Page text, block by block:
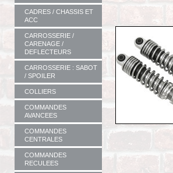
CADRES / CHASSIS ET
ACC
CARROSSERIE /
CARENAGE /
DEFLECTEURS
CARROSSERIE : SABOT
/ SPOILER
COLLIERS
COMMANDES
AVANCEES
COMMANDES
CENTRALES
COMMANDES
RECULEES